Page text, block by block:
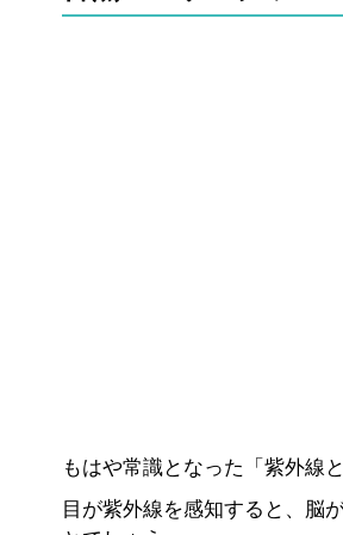
もはや常識となった「紫外線
目が紫外線を感知すると、脳